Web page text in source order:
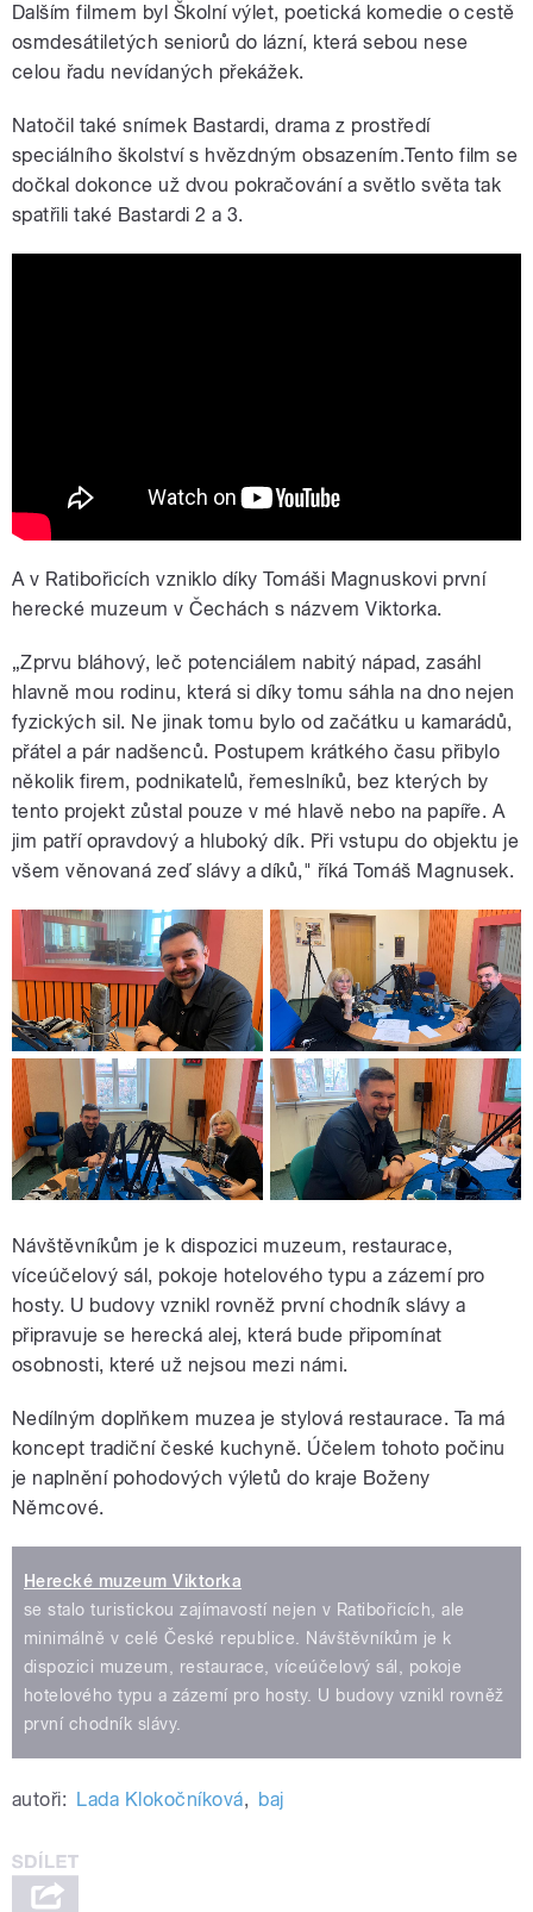
Dalším filmem byl Školní výlet, poetická komedie o cestě
osmdesátiletých seniorů do lázní, která sebou nese
celou řadu nevídaných překážek.
Natočil také snímek Bastardi, drama z prostředí
speciálního školství s hvězdným obsazením.Tento film se
dočkal dokonce už dvou pokračování a světlo světa tak
spatřili také Bastardi 2 a 3.
A v Ratibořicích vzniklo díky Tomáši Magnuskovi první
herecké muzeum v Čechách s názvem Viktorka.
„Zprvu bláhový, leč potenciálem nabitý nápad, zasáhl
hlavně mou rodinu, která si díky tomu sáhla na dno nejen
fyzických sil. Ne jinak tomu bylo od začátku u kamarádů,
přátel a pár nadšenců. Postupem krátkého času přibylo
několik firem, podnikatelů, řemeslníků, bez kterých by
tento projekt zůstal pouze v mé hlavě nebo na papíře. A
jim patří opravdový a hluboký dík. Při vstupu do objektu je
všem věnovaná zeď slávy a díků," říká Tomáš Magnusek.
Návštěvníkům je k dispozici muzeum, restaurace,
víceúčelový sál, pokoje hotelového typu a zázemí pro
hosty. U budovy vznikl rovněž první chodník slávy a
připravuje se herecká alej, která bude připomínat
osobnosti, které už nejsou mezi námi.
Nedílným doplňkem muzea je stylová restaurace. Ta má
koncept tradiční české kuchyně. Účelem tohoto počinu
je naplnění pohodových výletů do kraje Boženy
Němcové.
Herecké muzeum Viktorka
se stalo turistickou zajímavostí nejen v Ratibořicích, ale
minimálně v celé České republice. Návštěvníkům je k
dispozici muzeum, restaurace, víceúčelový sál, pokoje
hotelového typu a zázemí pro hosty. U budovy vznikl rovněž
první chodník slávy.
autoři: Lada Klokočníková, baj